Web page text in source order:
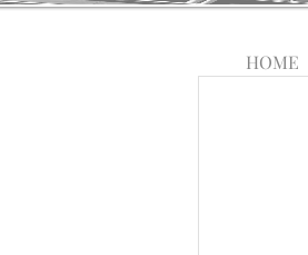
HOME